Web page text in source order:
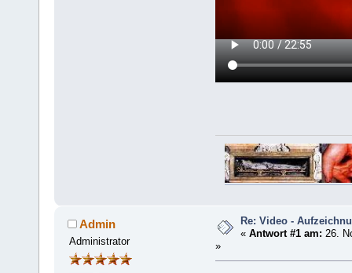
Admin
Administrator
Re: Video -
«Antwort #1 am: 26.
»